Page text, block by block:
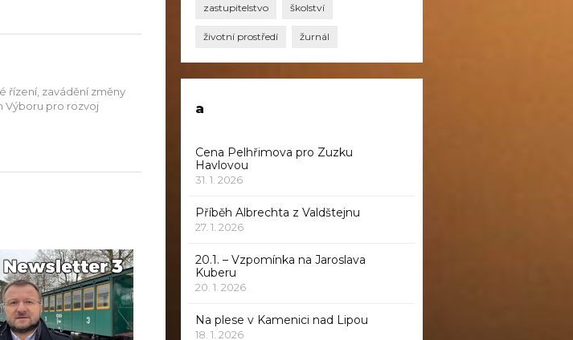
řízení, zavádění změny
Výboru pro rozvoj
zastupitelstvo školství
životní prostředí žurnál
a
Cena Pelhřimova pro Zuzku
Havlovou
31. 1. 2026
Příběh Albrechta z Valdštejnu
27. 1. 2026
20.1. – Vzpomínka na Jaroslava
Kuberu
20. 1. 2026
Na plese v Kamenici nad Lipou
18. 1. 2026